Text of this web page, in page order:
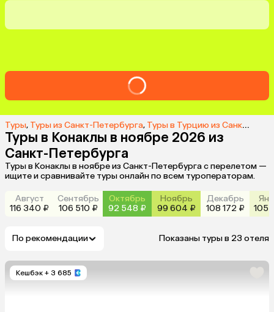
Туры, Туры из Санкт-Петербурга, Туры в Турцию из Санкт-Петербурга
Туры в Конаклы в ноябре 2026 из
Санкт-Петербурга
Туры в Конаклы в ноябре из Санкт-Петербурга с перелетом —
ищите и сравнивайте туры онлайн по всем туроператорам.
Август
116 340 ₽
Сентябрь
106 510 ₽
Октябрь
92 548 ₽
Ноябрь
99 604 ₽
Декабрь
108 172 ₽
105
По рекомендации Показаны туры в 23 отеля
Кешбэк + 3 685